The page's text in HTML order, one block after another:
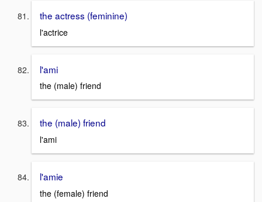
the actress (feminine)
l'actrice
l'ami
the (male) friend
the (male) friend
l'ami
l'amie
the (female) friend